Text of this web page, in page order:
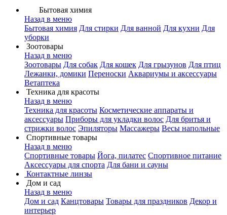
Бытовая химия
Назад в меню
Бытовая химия Для стирки Для ванной Для кухни Для
уборки
Зоотовары
Назад в меню
Зоотовары Для собак Для кошек Для грызунов Для птиц
Лежанки, домики Переноски Аквариумы и аксессуары
Ветаптека
Техника для красоты
Назад в меню
Техника для красоты Косметические аппараты и
аксессуары Приборы для укладки волос Для бритья и
стрижки волос Эпиляторы Массажеры Весы напольные
Спортивные товары
Назад в меню
Спортивные товары Йога, пилатес Спортивное питание
Аксессуары для спорта Для бани и сауны
Контактные линзы
Дом и сад
Назад в меню
Дом и сад Канцтовары Товары для праздников Декор и
интерьер